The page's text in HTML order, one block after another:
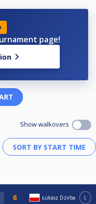
page!
Show walkovers
Łukasz Dzirba L